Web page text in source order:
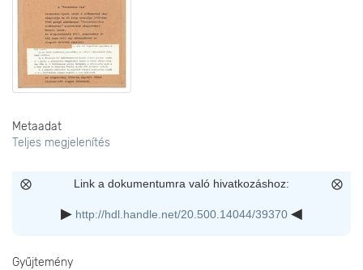
Metaadat
Teljes megjelenítés
Link a dokumentumra való hivatkozáshoz:
http://hdl.handle.net/20.500.14044/39370
Gyűjtemény